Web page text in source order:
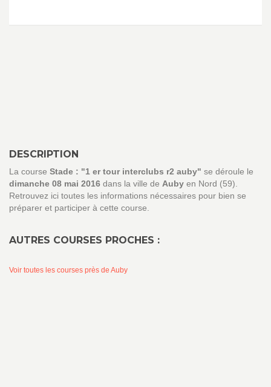
DESCRIPTION
La course Stade : "1 er tour interclubs r2 auby" se déroule le
dimanche 08 mai 2016 dans la ville de Auby en Nord (59).
Retrouvez ici toutes les informations nécessaires pour bien se
préparer et participer à cette course.
AUTRES COURSES PROCHES :
Voir toutes les courses près de Auby